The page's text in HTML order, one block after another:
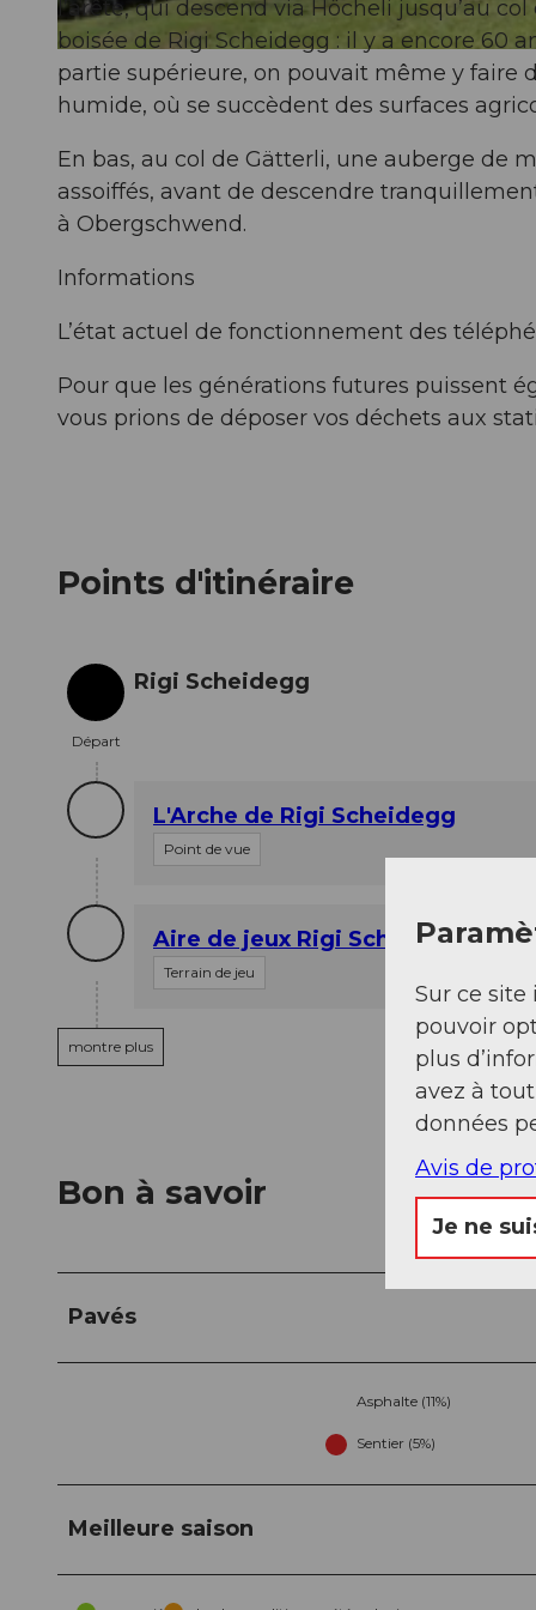
l’arête, qui descend via Höcheli jusqu’au
boisée de Rigi Scheidegg : il y a encore 60
partie supérieure, on pouvait même y faire
humide, où se succèdent des surfaces
En bas, au col de Gätterli, une auberge de
assoiffés, avant de descendre
à Obergschwend.
Informations
L’état actuel de fonctionnement des
Pour que les générations futures puissent
vous prions de déposer vos déchets aux
Points d'itinéraire
Départ
Départ
Rigi Scheidegg
L'Arche de Rigi Scheidegg
Point de vue
Aire de jeux Rigi Scheidegg
Terrain de jeu
montre plus
Bon à savoir
Pavés
Asphalte (11%)
Sentier (5%)
Meilleure saison
Sur ce site
pouvoir
plus
avez à
données
Avis de
Je ne